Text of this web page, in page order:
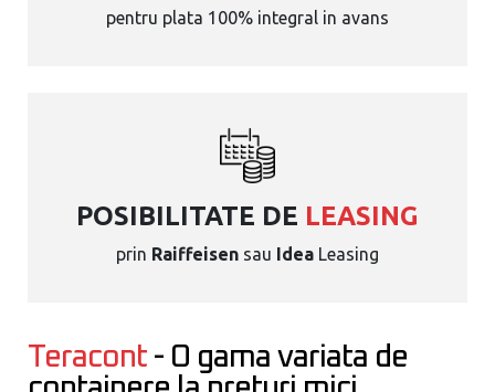
Teracont- O gama variata de
pentru plata 100% integral in avans
POSIBILITATE DE LEASING
prin Raiffeisen sau Idea Leasing